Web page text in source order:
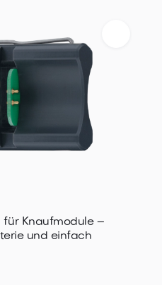
für Knaufmodule –
und einfach